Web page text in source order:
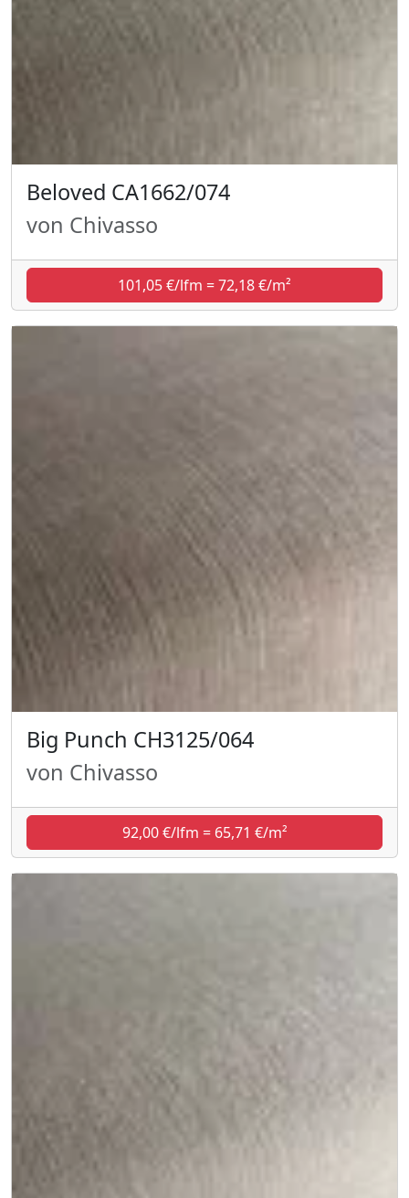
Beloved CA1662/074
von Chivasso
101,05 €/lfm = 72,18 €/m²
Big Punch CH3125/064
von Chivasso
92,00 €/lfm = 65,71 €/m²